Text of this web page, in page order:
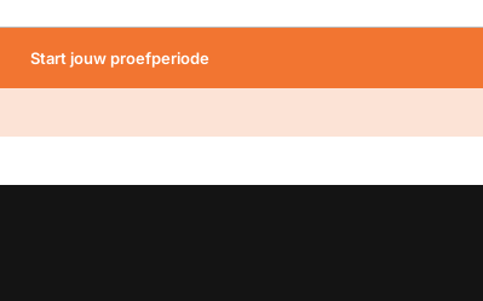
Start jouw proefperiode